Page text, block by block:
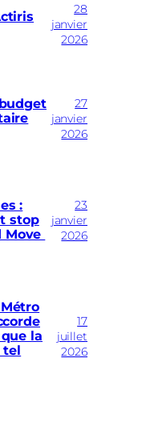
28
janvier
2026
27
janvier
2026
:
stop
Move
23
janvier
2026
la
tel
17
juillet
2026